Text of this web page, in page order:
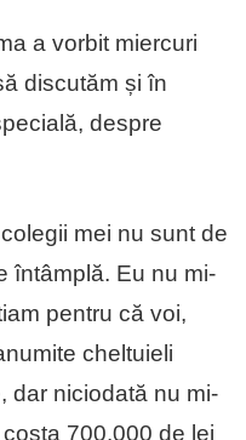
a vorbit miercuri
discutăm și în
despre
mei nu sunt de
întâmplă. Eu nu mi-
pentru că voi,
cheltuieli
dar niciodată nu mi-
700.000 de lei